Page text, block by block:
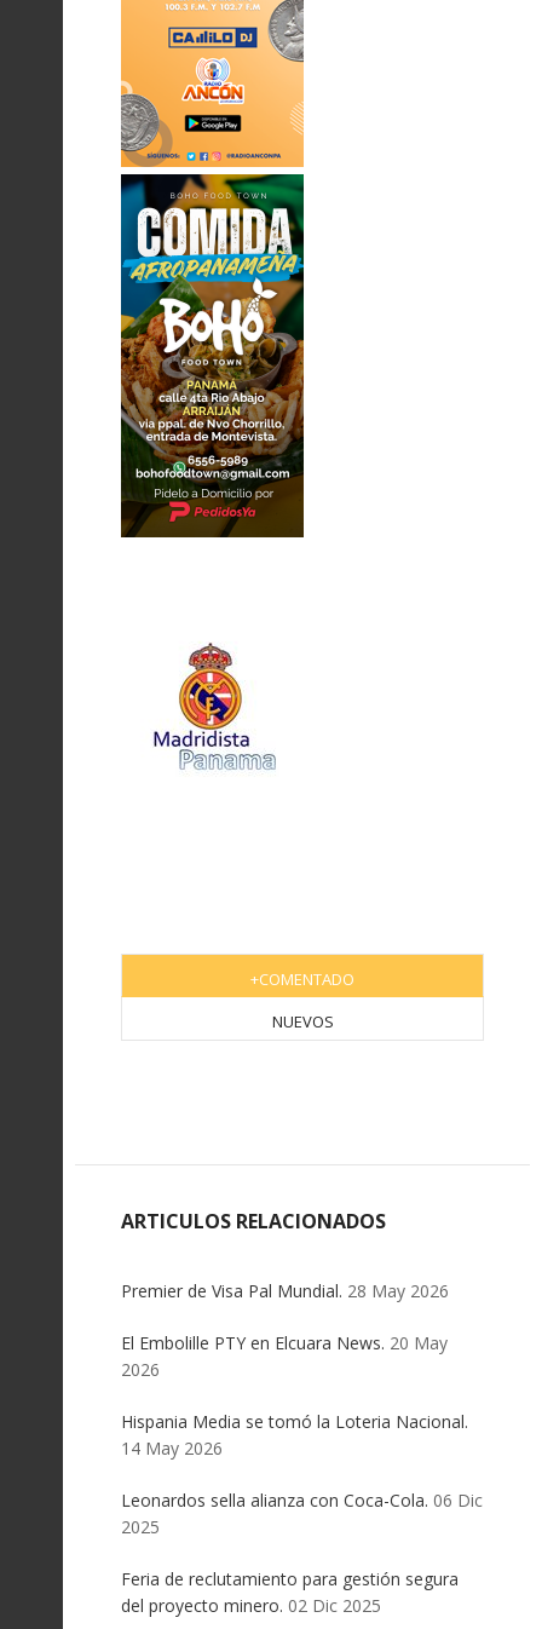
+COMENTADO
NUEVOS
ARTICULOS RELACIONADOS
Premier de Visa Pal Mundial. 28 May 2026
El Embolille PTY en Elcuara News. 20 May
2026
Hispania Media se tomó la Loteria Nacional.
14 May 2026
Leonardos sella alianza con Coca-Cola. 06 Dic
2025
Feria de reclutamiento para gestión segura
del proyecto minero. 02 Dic 2025